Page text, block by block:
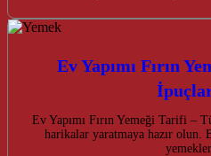
Ev Yapımı Fırın
Ev Yapımı Fırın Yemeği Tarifi –
harikalar yaratmaya hazır olun.